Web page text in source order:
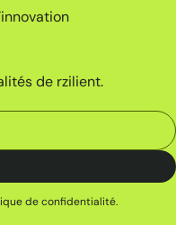
de rzilient.
de confidentialité.